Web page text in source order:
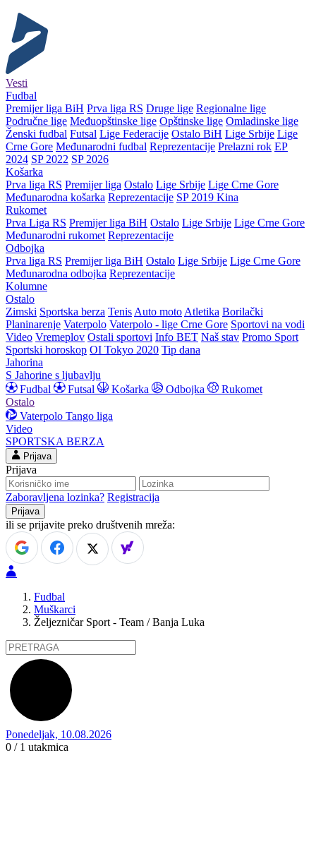
Vesti
Fudbal
Premijer liga BiH Prva liga RS Druge lige Regionalne lige
Područne lige Međuopštinske lige Opštinske lige Omladinske lige
Ženski fudbal Futsal Lige Federacije Ostalo BiH Lige Srbije Lige
Crne Gore Međunarodni fudbal Reprezentacije Prelazni rok EP
2024 SP 2022 SP 2026
Košarka
Prva liga RS Premijer liga Ostalo Lige Srbije Lige Crne Gore
Međunarodna košarka Reprezentacije SP 2019 Kina
Rukomet
Prva Liga RS Premijer liga BiH Ostalo Lige Srbije Lige Crne Gore
Međunarodni rukomet Reprezentacije
Odbojka
Prva liga RS Premijer liga BiH Ostalo Lige Srbije Lige Crne Gore
Međunarodna odbojka Reprezentacije
Kolumne
Ostalo
Zimski Sportska berza Tenis Auto moto Atletika Borilački
Planinarenje Vaterpolo Vaterpolo - lige Crne Gore Sportovi na vodi
Video Vremeplov Ostali sportovi Info BET Naš stav Promo Sport
Sportski horoskop OI Tokyo 2020 Tip dana
Jahorina
S Jahorine s ljubavlju
Fudbal
Futsal Košarka Odbojka
Rukomet
Ostalo
Vaterpolo Tango liga
Video
SPORTSKA BERZA
Prijava
Prijava
Zaboravljena lozinka? Registracija
ili se prijavite preko društvenih mreža:
Fudbal
Muškarci
Željezničar Sport - Team / Banja Luka
Ponedeljak, 10.08.2026
0 / 1 utakmica